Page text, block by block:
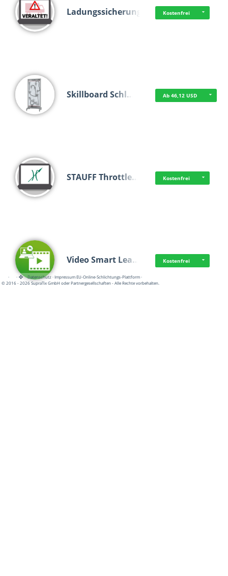
Ladungssicherung Kostenfrei
Skillboard Schl… Ab 46,12 USD
STAUFF Throttle… Kostenfrei
Video Smart Lea… Kostenfrei
· · ·Datenschutz·Impressum EU-Online-Schlichtungs-Plattform·
© 2016 - 2026 SupraTix GmbH oder Partnergesellschaften - Alle Rechte vorbehalten.